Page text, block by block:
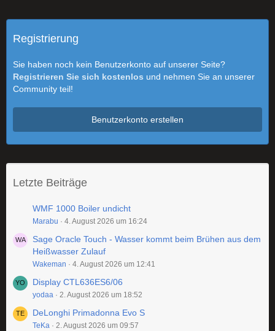
Registrierung
Sie haben noch kein Benutzerkonto auf unserer Seite?
Registrieren Sie sich kostenlos und nehmen Sie an unserer
Community teil!
Benutzerkonto erstellen
Letzte Beiträge
WMF 1000 Boiler undicht
Marabu 4. August 2026 um 16:24
Sage Oracle Touch - Wasser kommt beim Brühen aus dem
Heißwasser Zulauf
Wakeman 4. August 2026 um 12:41
Display CTL636ES6/06
yodaa 2. August 2026 um 18:52
DeLonghi Primadonna Evo S
TeKa 2. August 2026 um 09:57